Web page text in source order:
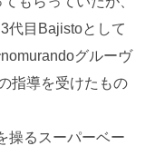
代目Bajistoとして
グルーヴ
指導を受けたもの
操るスーパーベー